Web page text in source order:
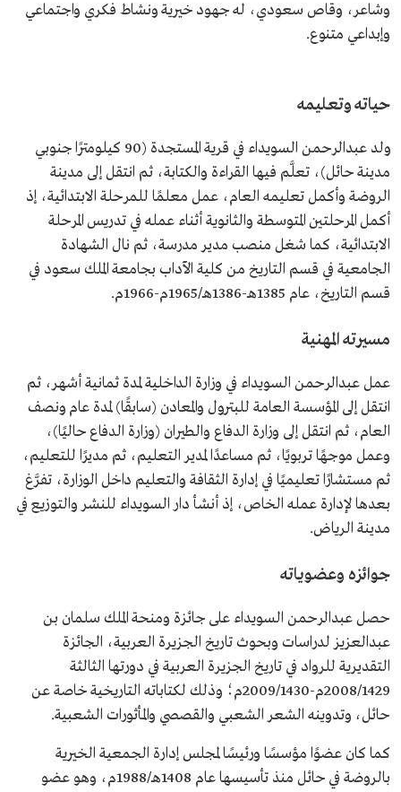
الاسم
عبدالرحمن السويداء.
المجال المهني
وشاعر، وقاص سعودي، له جهود خيرية ونشاط فكري واجتماعي
وإبداعي متنوع.
حياته وتعليمه
ولد عبدالرحمن السويداء في قرية المستجدة (90 كيلومترًا جنوبي
مدينة حائل)، تعلَّم فيها القراءة والكتابة، ثم انتقل إلى مدينة
الروضة وأكمل تعليمه العام، عمل معلمًا للمرحلة الابتدائية، إذ
أكمل المرحلتين المتوسطة والثانوية أثناء عمله في تدريس المرحلة
الابتدائية، كما شغل منصب مدير مدرسة، ثم نال الشهادة
الجامعية في قسم التاريخ من كلية الآداب بجامعة الملك سعود في
قسم التاريخ، عام 1385هـ-1386هـ/1965م-1966م.
مسيرته المهنية
عمل عبدالرحمن السويداء في وزارة الداخلية لمدة ثمانية أشهر، ثم
انتقل إلى المؤسسة العامة للبترول والمعادن (سابقًا) لمدة عام ونصف
العام، ثم انتقل إلى وزارة الدفاع والطيران (وزارة الدفاع حاليًا)،
وعمل موجهًا تربويًا، ثم مساعدًا لمدير التعليم، ثم مديرًا للتعليم،
ثم مستشارًا تعليميًا في إدارة الثقافة والتعليم داخل الوزارة، تفرَّغ
بعدها لإدارة عمله الخاص، إذ أنشأ دار السويداء للنشر والتوزيع في
مدينة الرياض.
جوائزه وعضوياته
حصل عبدالرحمن السويداء على جائزة ومنحة الملك سلمان بن
عبدالعزيز لدراسات وبحوث تاريخ الجزيرة العربية، الجائزة
التقديرية للرواد في تاريخ الجزيرة العربية في دورتها الثالثة
2008/1429م-2009/1430م؛ وذلك لكتاباته التاريخية خاصة عن
حائل، وتدوينه الشعر الشعبي والقصصي والمأثورات الشعبية.
كما كان عضوًا مؤسسًا ورئيسًا لمجلس إدارة الجمعية الخيرية
بالروضة في حائل منذ تأسيسها عام 1408هـ/1988م، وهو عضو